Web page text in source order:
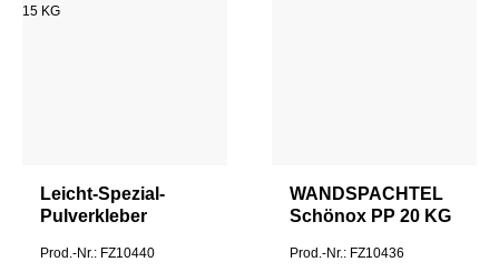
Leicht-Spezial-
Pulverkleber
Schönox Q8 15 KG
Prod.-Nr.: FZ10440
WANDSPACHTEL
Schönox PP 20 KG
Prod.-Nr.: FZ10436